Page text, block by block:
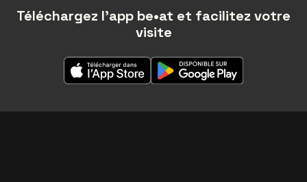
Téléchargez l'app be•at et facilitez votre
visite